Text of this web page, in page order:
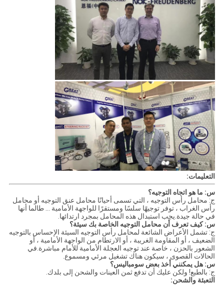
التعليمات:
س: ما هو اتجاه التوجيه؟
ج: محامل رأس التوجيه ، التي تسمى أحيانًا محامل عنق التوجيه أو محامل
رأس الغراب ، توفر توجيهًا سلسًا ومستقرًا للواجهة الأمامية ... طالما أنها
في حالة جيدة.يجب استبدال هذه المحامل بمجرد ارتدائها.
س: كيف تعرف أن محامل التوجيه الخاصة بك سيئة؟
ج: تشمل الأعراض الشائعة لمحامل رأس التوجيه السيئة الإحساس بالتوجيه
الضعيف ، أو المقاومة الغريبة ، أو الارتطام من الواجهة الأمامية ، أو
الشعور بالحزن ، خاصة عند توجيه العجلة الأمامية للأمام مباشرة.في
الحالات القصوى ، سيكون هناك تشغيل مرئي ومسموع.
س: هل يمكنني أخذ بعض سومباليس؟
ج: بالطبع! ولكن عليك أن تدفع ثمن العينات والشحن إلى بلدك.
التعبئة والشحن: